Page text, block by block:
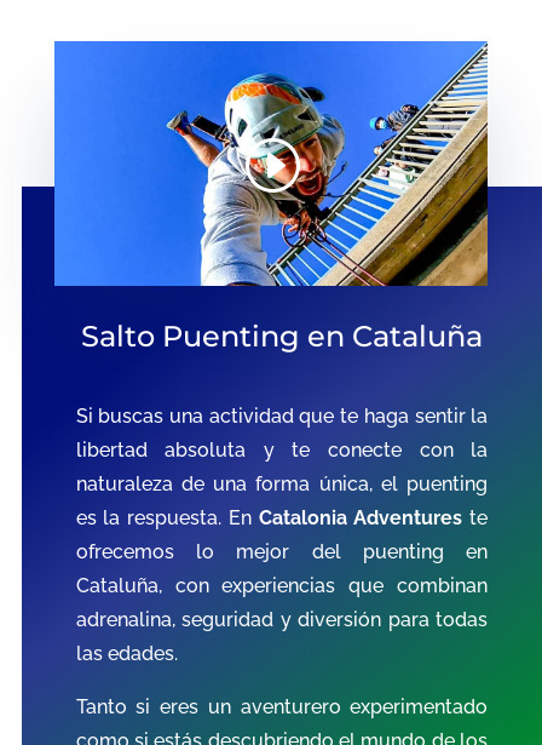
Salto Puenting en Cataluña
Si buscas una actividad que te haga sentir la
libertad absoluta y te conecte con la
naturaleza de una forma única, el puenting
es la respuesta. En Catalonia Adventures te
ofrecemos lo mejor del puenting en
Cataluña, con experiencias que combinan
adrenalina, seguridad y diversión para todas
las edades.
Tanto si eres un aventurero experimentado